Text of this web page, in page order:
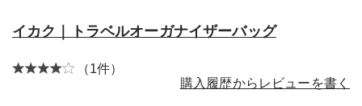
イカク｜トラベルオーガナイザーバッグ
（1件）
購入履歴からレビューを書く